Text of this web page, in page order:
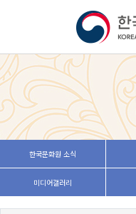
한국문화원 소식
미디어갤러리